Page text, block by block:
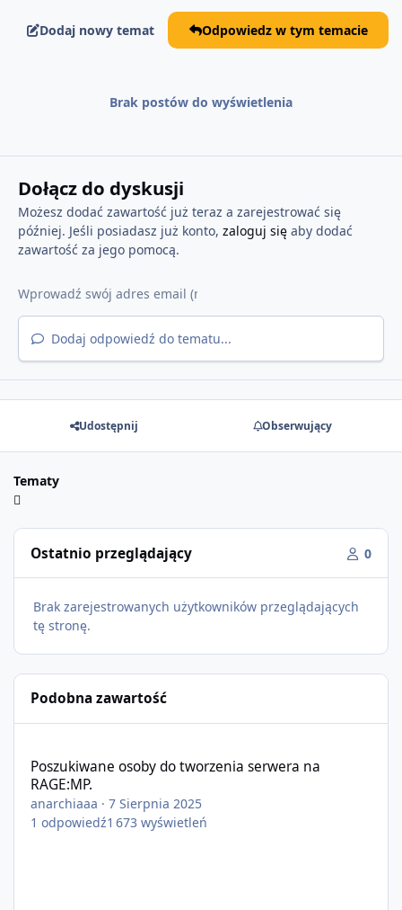
Dodaj nowy temat Odpowiedz w tym temacie
Brak postów do wyświetlenia
Dołącz do dyskusji
Możesz dodać zawartość już teraz a zarejestrować się
później. Jeśli posiadasz już konto, zaloguj sięaby dodać
zawartość za jego pomocą.
Dodaj odpowiedź do tematu...
Udostępnij Obserwujący
Tematy
Ostatnio przeglądający 0
Brak zarejestrowanych użytkowników przeglądających
tę stronę.
Podobna zawartość
Poszukiwane osoby do tworzenia serwera na
RAGE:MP.
anarchiaaa ·7 Sierpnia 2025
1 odpowiedź1 673 wyświetleń